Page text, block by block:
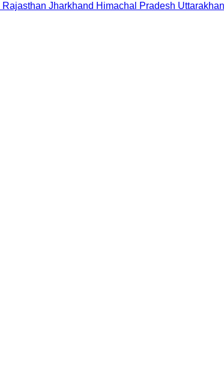
Rajasthan Jharkhand Himachal Pradesh